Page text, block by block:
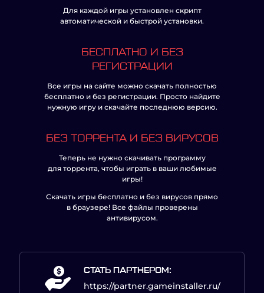
Для каждой игры установлен скрипт
автоматической и быстрой установки.
БЕСПЛАТНО И БЕЗ
РЕГИСТРАЦИИ
Все игры на сайте можно скачать полностью
бесплатно и без регистрации. Просто найдите
нужную игру и скачайте последнюю версию.
БЕЗ ТОРРЕНТА И БЕЗ ВИРУСОВ
Теперь не нужно скачивать программу
для торрента, чтобы играть в ваши любимые
игры!
Скачать игры бесплатно и без вирусов прямо
в браузере! Все файлы проверены
антивирусом.
СТАТЬ ПАРТНЕРОМ:
https://partner.gameinstaller.ru/